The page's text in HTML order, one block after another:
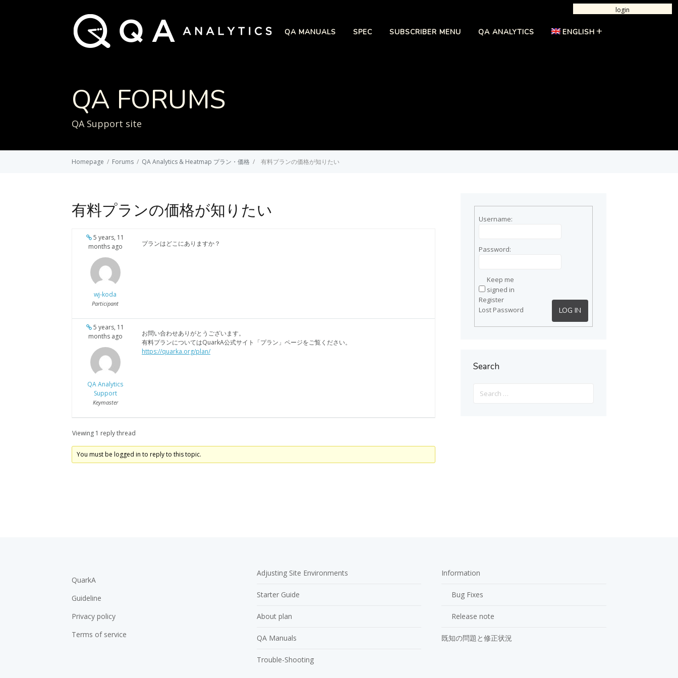
login
QA MANUALS SPEC SUBSCRIBER MENU QA ANALYTICS ENGLISH
QA FORUMS
QA Support site
Homepage / Forums / QA Analytics & Heatmap プラン・価格 / 有料プランの価格が知りたい
有料プランの価格が知りたい
5 years, 11
months ago
wj-koda
Participant
プランはどこにありますか？
5 years, 11
months ago
QA Analytics
Support
Keymaster
お問い合わせありがとうございます。
有料プランについてはQuarkA公式サイト「プラン」ページをご覧ください。
https://quarka.org/plan/
Viewing 1 reply thread
You must be logged in to reply to this topic.
Username:
Password:
Keep me
signed in
LOG IN
Register
Lost Password
Search
for:
QuarkA
Guideline
Privacy policy
Terms of service
Adjusting Site Environments
Starter Guide
About plan
QA Manuals
Trouble-Shooting
Information
Bug Fixes
Release note
既知の問題と修正状況